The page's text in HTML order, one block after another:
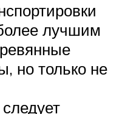
лучшим
но только не